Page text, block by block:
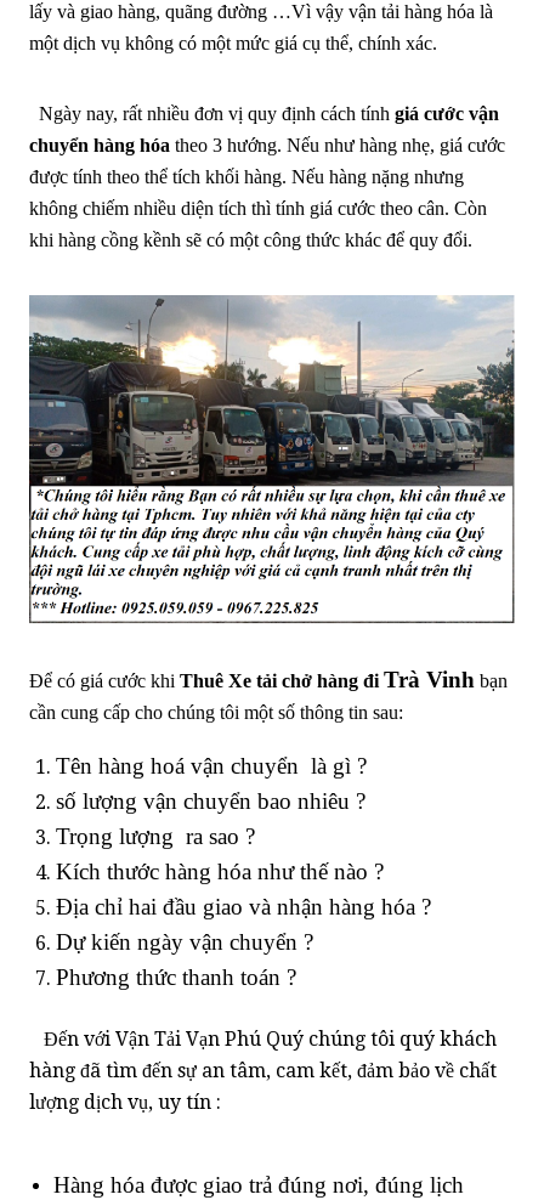
lấy và giao hàng, quãng đường …Vì vậy vận tải hàng hóa là
một dịch vụ không có một mức giá cụ thể, chính xác.
Ngày nay, rất nhiều đơn vị quy định cách tính giá cước vận
chuyển hàng hóa theo 3 hướng. Nếu như hàng nhẹ, giá cước
được tính theo thể tích khối hàng. Nếu hàng nặng nhưng
không chiếm nhiều diện tích thì tính giá cước theo cân. Còn
khi hàng cồng kềnh sẽ có một công thức khác để quy đổi.
Để có giá cước khi Thuê Xe tải chở hàng điTrà Vinh bạn
cần cung cấp cho chúng tôi một số thông tin sau:
Tên hàng hoá vận chuyển là gì ?
số lượng vận chuyển bao nhiêu ?
Trọng lượng ra sao ?
Kích thước hàng hóa như thế nào ?
Địa chỉ hai đầu giao và nhận hàng hóa ?
Dự kiến ngày vận chuyển ?
Phương thức thanh toán ?
Đến với Vận Tải Vạn Phú Quý chúng tôi quý khách
hàng đã tìm đến sự an tâm, cam kết, đảm bảo về chất
lượng dịch vụ, uy tín :
Hàng hóa được giao trả đúng nơi, đúng lịch